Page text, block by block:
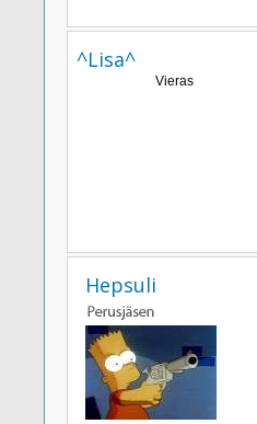
^Lisa^
Vieras
Hepsuli